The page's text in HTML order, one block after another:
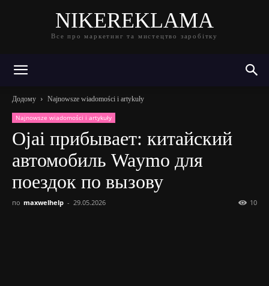
NIKEREKLAMA
Все про маркетинг та мистецтво заробітку
Додому Najnowsze wiadomości i artykuły
Najnowsze wiadomości i artykuły
Ojai прибывает: китайский
автомобиль Waymo для
поездок по вызову
по maxwelhelp - 29.05.2026 10